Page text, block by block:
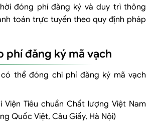
đóng phí đăng ký và duy trì thông
toán trực tuyến theo quy định pháp
phí đăng ký mã vạch
thể đóng chi phí đăng ký mã vạch
Tiêu chuẩn Chất lượng Việt Nam
Quốc Việt, Câu Giấy, Hà Nội)